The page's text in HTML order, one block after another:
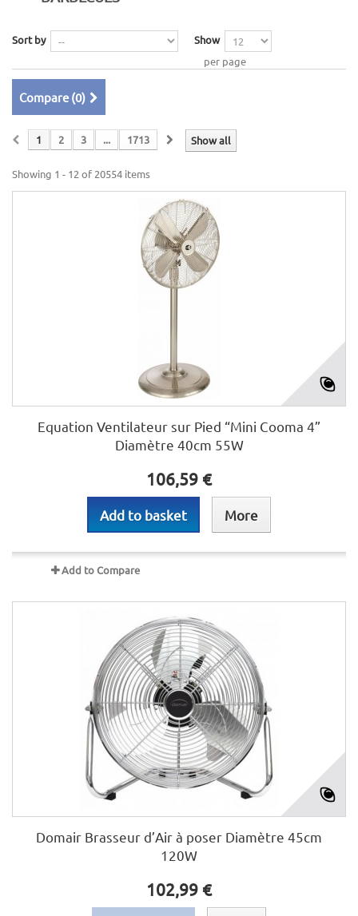
Sort by
Show
per page
Compare (0)
Show all
1 2 3 ... 1713
Showing 1 - 12 of 20554 items
Equation Ventilateur sur Pied “Mini Cooma 4”
Diamètre 40cm 55W
106,59 €
Add to basket More
Add to Compare
Domair Brasseur d’Air à poser Diamètre 45cm
120W
102,99 €